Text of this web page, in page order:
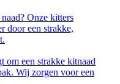
Onze kitters
door een strakke,
om een strakke kitnaad
Wij zorgen voor een